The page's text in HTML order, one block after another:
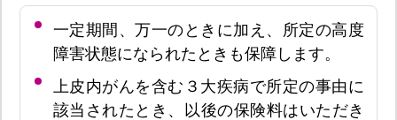
一定期間、万一のときに加え、所定の高度
障害状態になられたときも保障します。
上皮内がんを含む３大疾病で所定の事由に
該当されたとき、以後の保険料はいただき